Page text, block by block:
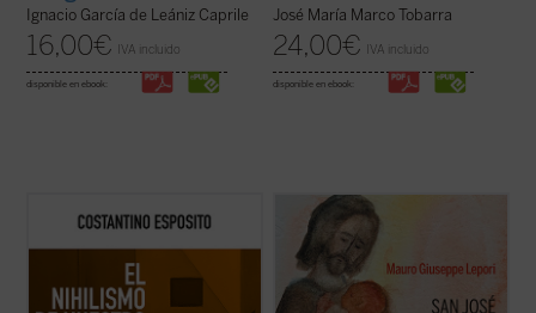
Ignacio García de Leániz Caprile
16,00€ IVA incluido
disponible en ebook:
José María Marco Tobarra
24,00€ IVA incluido
disponible en ebook:
El nihilismo se ha convertido en nuestro
tiempo en una cuestión abierta. ¿De qué
abocaba a una pérdida de valores e ideales,
plantea en estos momentos cuestiones ...
(ver ficha)
San José fue llamado a materializar la
paternidad de Dios hacia el Hijo encarnado.
Una vocación, un camino, vividos en el
silencio, porque tendía a la escucha de una
Palabra que se hizo Presencia en su casa.
Con él, Dios Padre no ha querido ...
ficha)